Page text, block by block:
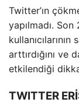
Twitter’ın
yapılmadı.
arttırdığını ve
etkilendiği
TWITTER